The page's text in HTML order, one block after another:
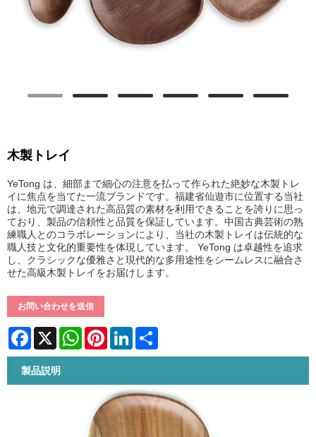
木製トレイ
YeTong は、細部まで細心の注意を払って作られた絶妙な木製トレ
イに焦点を当てた一流ブランドです。福建省仙遊市に位置する当社
は、地元で調達された高品質の素材を利用できることを誇りに思っ
ており、製品の信頼性と品質を保証しています。中国古典芸術の熟
練職人とのコラボレーションにより、当社の木製トレイは伝統的な
職人技と文化的重要性を体現しています。 YeTong は卓越性を追求
し、クラシックな優雅さと現代的な多用途性をシームレスに融合さ
せた高級木製トレイをお届けします。
お問い合わせを送信
Facebook
X WhatsAppPinterestLinkedIn
製品説明